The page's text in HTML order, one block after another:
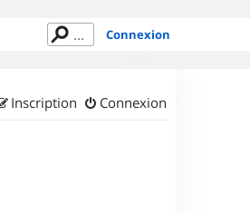
Connexion
Connexion
Inscription